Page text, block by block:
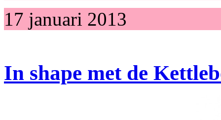
17 januari 2013
In shape met de